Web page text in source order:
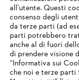
STIHL FAQ
Service
IHR
all’utente. Questi
consenso degli
da terze parti (ad
parti potrebbero
anche al di fuori
di prendere visione
“Informativa sui
che noi e terze